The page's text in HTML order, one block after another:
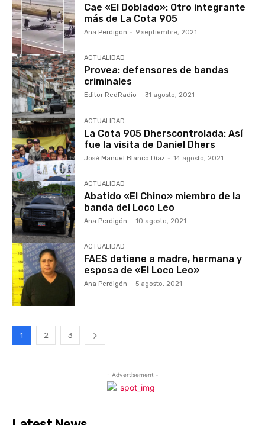
Cae «El Doblado»: Otro integrante
más de La Cota 905
Ana Perdigón - 9 septiembre, 2021
ACTUALIDAD
Provea: defensores de bandas
criminales
Editor RedRadio - 31 agosto, 2021
ACTUALIDAD
La Cota 905 Dherscontrolada: Así
fue la visita de Daniel Dhers
José Manuel Blanco Díaz - 14 agosto, 2021
ACTUALIDAD
Abatido «El Chino» miembro de la
banda del Loco Leo
Ana Perdigón - 10 agosto, 2021
ACTUALIDAD
FAES detiene a madre, hermana y
esposa de «El Loco Leo»
Ana Perdigón - 5 agosto, 2021
1 2 3
- Advertisement -